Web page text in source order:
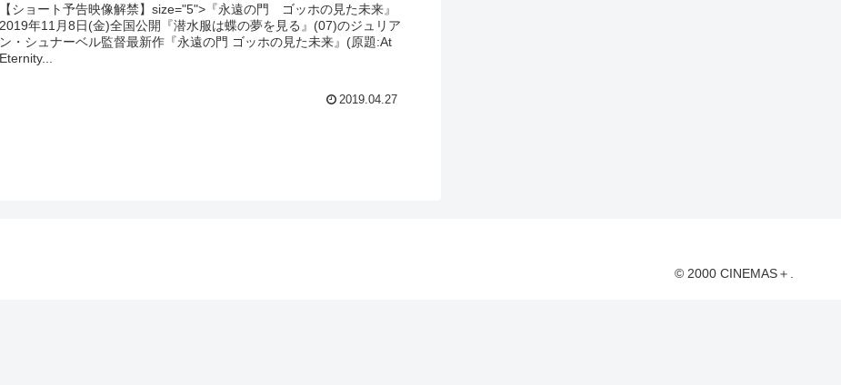
【ショート予告映像解禁】size="5">『永遠の門 ゴッホの見た未来』
2019年11月8日(金)全国公開『潜水服は蝶の夢を見る』(07)のジュリア
ン・シュナーベル監督最新作『永遠の門 ゴッホの見た未来』(原題:At
Eternity...
2019.04.27
© 2000 CINEMAS＋.